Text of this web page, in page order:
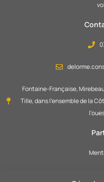
Fontaine-Française,
Tille, dans l'ensemble de la